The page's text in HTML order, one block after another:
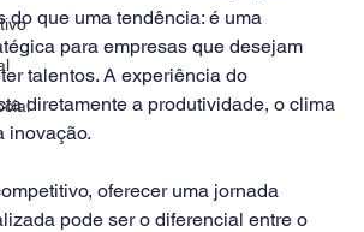
do que uma tendência: é uma
para empresas que desejam
talentos. A experiência do
diretamente a produtividade, o clima
inovação.
oferecer uma jornada
pode ser o diferencial entre o